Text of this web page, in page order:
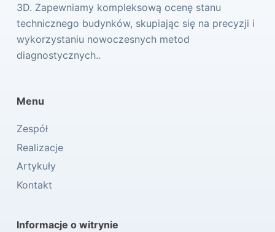
3D. Zapewniamy kompleksową ocenę stanu
technicznego budynków, skupiając się na precyzji i
wykorzystaniu nowoczesnych metod
diagnostycznych..
Menu
Zespół
Realizacje
Artykuły
Kontakt
Informacje o witrynie